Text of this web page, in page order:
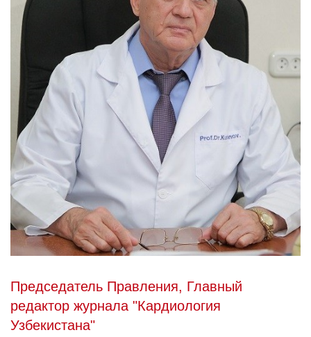
Председатель Правления, Главный
редактор журнала "Кардиология
Узбекистана"